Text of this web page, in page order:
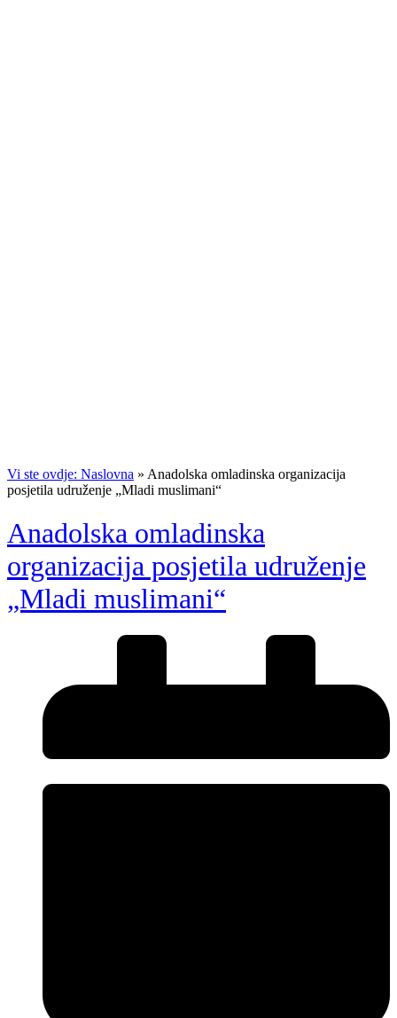
Vi ste ovdje: Naslovna » Anadolska omladinska organizacija
posjetila udruženje „Mladi muslimani“
Anadolska omladinska
organizacija posjetila udruženje
„Mladi muslimani“